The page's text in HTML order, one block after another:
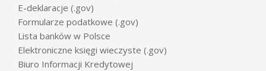
E-deklaracje (.gov)
Formularze podatkowe (.gov)
Lista banków w Polsce
Elektroniczne księgi wieczyste (.gov)
Biuro Informacji Kredytowej